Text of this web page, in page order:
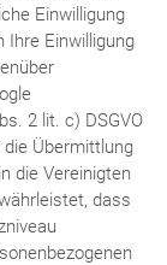
Einwilligung
Ihre Einwilligung
2 lit. c) DSGVO
Übermittlung
die Vereinigten
dass